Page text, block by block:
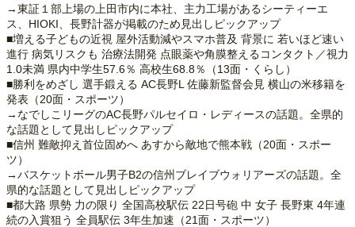
→東証１部上場の上田市内に本社、主力工場があるシーティーエ
ス、HIOKI、長野計器が掲載のため見出しピックアップ
■増える子どもの近視 屋外活動減やスマホ普及 背景に 若いほど速い
進行 病気リスクも 治療法開発 点眼薬や角膜整えるコンタクト／視力
1.0未満 県内中学生57.6％ 高校生68.8％（13面・くらし）
■勝利をめざし 選手鍛える AC長野L 佐藤新監督会見 横山の米移籍を
発表（20面・スポーツ）
→なでしこリーグのAC長野パルセイロ・レディースの話題。全県的
な話題として見出しピックアップ
■信州 難敵抑え首位固めへ あすから敵地で熊本戦（20面・スポー
ツ）
→バスケットボール男子B2の信州ブレイブウォリアーズの話題。全
県的な話題として見出しピックアップ
■都大路 県勢 力の限り 全国高校駅伝 22日号砲 中 女子 長野東 4年連
続の入賞狙う 全員駅伝 3年生加速（21面・スポーツ）